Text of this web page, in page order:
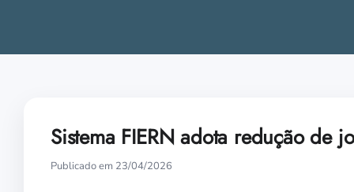
Sistema FIERN adota redução de
Publicado em 23/04/2026